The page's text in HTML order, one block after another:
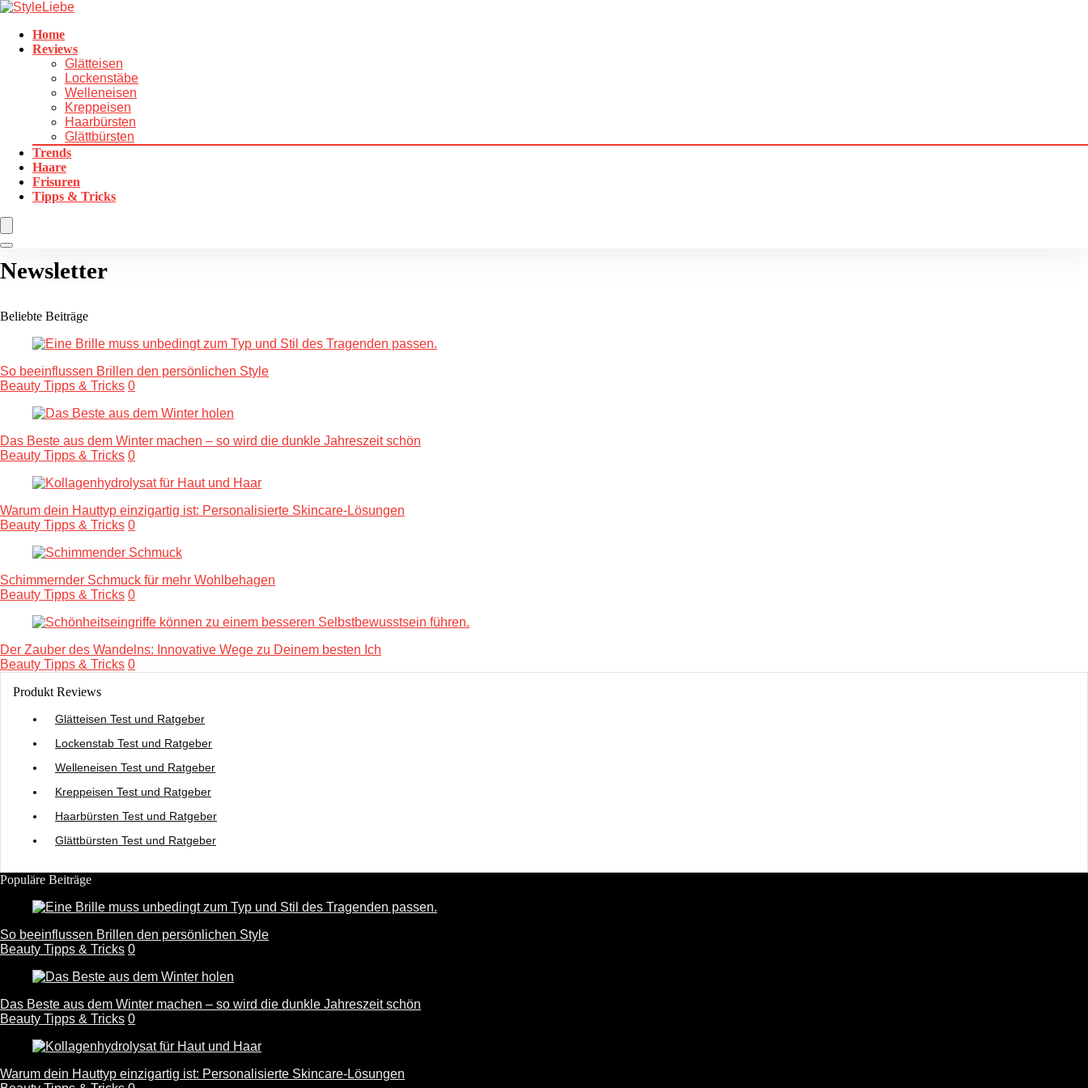
Home
Reviews
Glätteisen
Lockenstäbe
Welleneisen
Kreppeisen
Haarbürsten
Glättbürsten
Trends
Haare
Frisuren
Tipps & Tricks
Newsletter
Beliebte Beiträge
So beeinflussen Brillen den persönlichen Style
Beauty Tipps & Tricks 0
Das Beste aus dem Winter machen – so wird die dunkle Jahreszeit schön
Beauty Tipps & Tricks 0
Warum dein Hauttyp einzigartig ist: Personalisierte Skincare-Lösungen
Beauty Tipps & Tricks 0
Schimmernder Schmuck für mehr Wohlbehagen
Beauty Tipps & Tricks 0
Der Zauber des Wandelns: Innovative Wege zu Deinem besten Ich
Beauty Tipps & Tricks 0
Produkt Reviews
Glätteisen Test und Ratgeber
Lockenstab Test und Ratgeber
Welleneisen Test und Ratgeber
Kreppeisen Test und Ratgeber
Haarbürsten Test und Ratgeber
Glättbürsten Test und Ratgeber
Populäre Beiträge
So beeinflussen Brillen den persönlichen Style
Beauty Tipps & Tricks 0
Das Beste aus dem Winter machen – so wird die dunkle Jahreszeit schön
Beauty Tipps & Tricks 0
Warum dein Hauttyp einzigartig ist: Personalisierte Skincare-Lösungen